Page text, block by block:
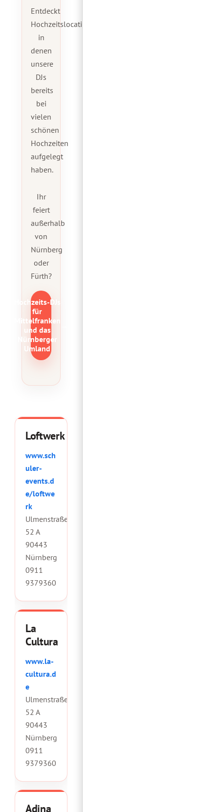
Entdeckt
Hochzeitslocations,
in
denen
unsere
DJs
bereits
bei
vielen
schönen
Hochzeiten
aufgelegt
haben.
Ihr
feiert
außerhalb
von
Nürnberg
oder
Fürth?
Hochzeits-DJs
für
Mittelfranken
und das
Nürnberger
Umland
Loftwerk
www.sch
uler-
events.d
e/loftwe
rk
Ulmenstraße
52 A
90443
Nürnberg
0911
9379360
La
Cultura
www.la-
cultura.d
e
Ulmenstraße
52 A
90443
Nürnberg
0911
9379360
Adina